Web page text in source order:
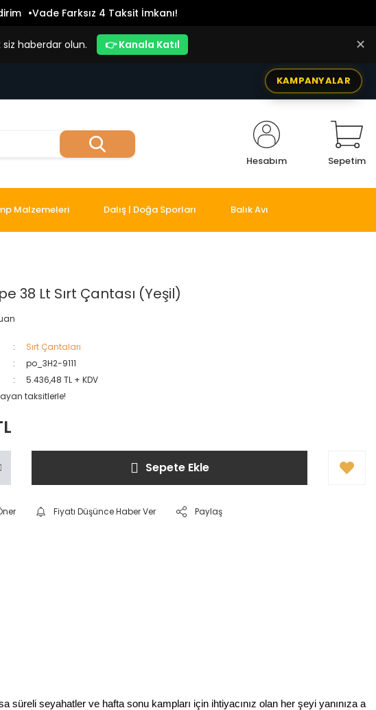
Vade Farksız 4 Taksit İmkanı!
siz haberdar olun. 👉 Kanala Katıl ✕
KAMPANYALAR
Hesabım Sepetim
Malzemeleri Dalış | Doğa Sporları Balık Avı
38 Lt Sırt Çantası (Yeşil)
Sırt Çantaları
po_3H2-9111
5.436,48 TL + KDV
taksitlerle!
Sepete Ekle
Fiyatı Düşünce Haber Ver Paylaş
seyahatler ve hafta sonu kampları için ihtiyacınız olan her şeyi yanınıza a